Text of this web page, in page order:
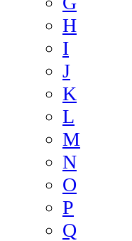
H
I
J
K
L
M
N
O
P
Q